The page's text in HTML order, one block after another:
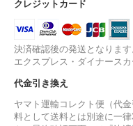
クレジットカード
決済確認後の発送となりま
エクスプレス・ダイナースカ
代金引き換え
ヤマト運輸コレクト便（代
料として送料とは別途に一